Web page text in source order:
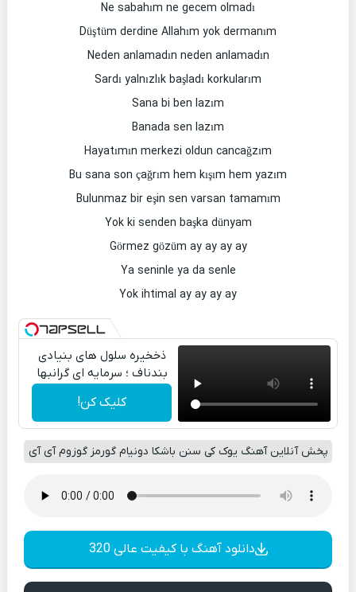
Ne sabahım ne gecem olmadı
Düştüm derdine Allahım yok dermanım
Neden anlamadın neden anlamadın
Sardı yalnızlık başladı korkularım
Sana bi ben lazım
Banada sen lazım
Hayatımın merkezi oldun cancağzım
Bu sana son çağrım hem kışım hem yazım
Bulunmaz bir eşin sen varsan tamamım
Yok ki senden başka dünyam
Görmez gözüm ay ay ay ay
Ya seninle ya da senle
Yok ihtimal ay ay ay ay
ذخخیره سلول های بنیادی
بندناف ؛ سرمایه ای گرانبها
کلیک کن!
پخش آنلاین آهنگ یوک کی سنن باشکا دونیام گورمز گوزوم آی آی
دانلود آهنگ با کیفیت عالی 320